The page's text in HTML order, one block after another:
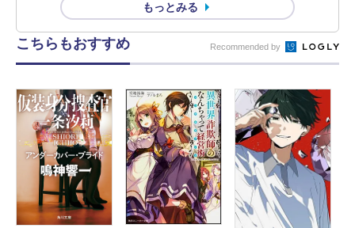
もっとみる
こちらもおすすめ Recommended by